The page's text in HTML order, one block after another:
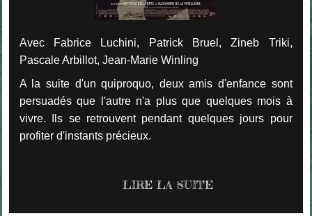
Avec Fabrice Luchini, Patrick Bruel, Zineb Triki,
Pascale Arbillot, Jean-Marie Winling
A la suite d'un quiproquo, deux amis d'enfance sont
persuadés que l'autre n'a plus que quelques mois à
vivre. Ils se retrouvent pendant quelques jours pour
profiter d'instants précieux.
LIRE LA SUITE